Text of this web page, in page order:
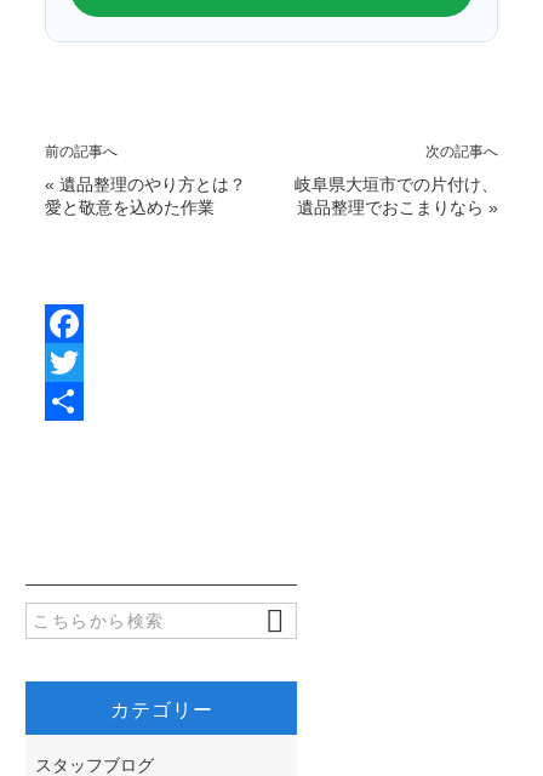
前の記事へ
« 遺品整理のやり方とは？
愛と敬意を込めた作業
次の記事へ
岐阜県大垣市での片付け、
遺品整理でおこまりなら »
F
カテゴリー
スタッフブログ